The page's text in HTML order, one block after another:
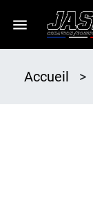
menu
Accueil >